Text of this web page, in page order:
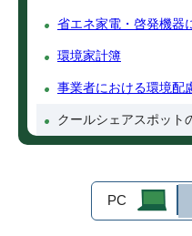
省エネ家電・啓発機器
環境家計簿
事業者における環境配
クールシェアスポット
PC